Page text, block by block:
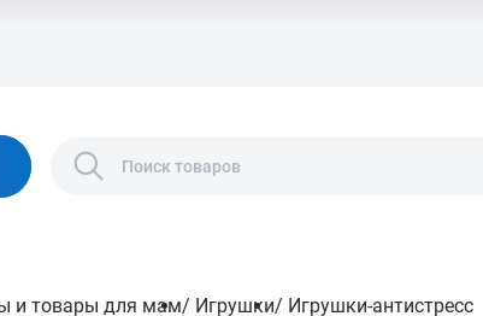
и товары для мам/ Игрушки/ Игрушки-антистресс